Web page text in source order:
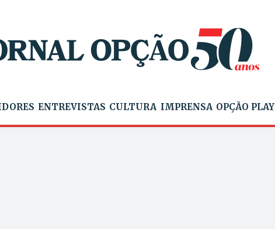
ENTREVISTAS CULTURA IMPRENSA OPÇÃO PLAY